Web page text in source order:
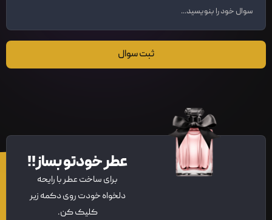
ثبت سوال
عطر خودتو بساز!!
برای ساخت عطر با رایحه
دلخواه خودت روی دکمه زیر
کلیک کن.